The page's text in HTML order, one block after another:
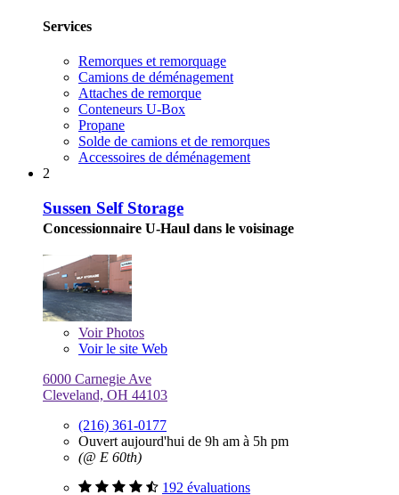
Services
Remorques et remorquage
Camions de déménagement
Attaches de remorque
Conteneurs U-Box
Propane
Solde de camions et de remorques
Accessoires de déménagement
2
Sussen Self Storage
Concessionnaire U-Haul dans le voisinage
VoirPhotos
Voir le site Web
6000 Carnegie Ave
Cleveland, OH 44103
(216) 361-0177
Ouvert aujourd'hui de 9h am à 5h pm
(@ E 60th)
192 évaluations